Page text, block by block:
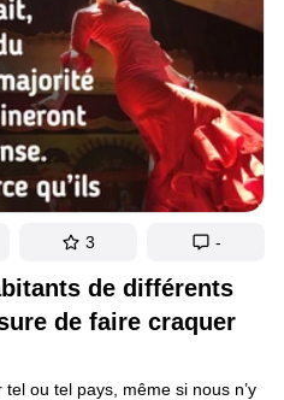
de différents
de faire craquer
ou tel pays, même si nous n’y
3 -